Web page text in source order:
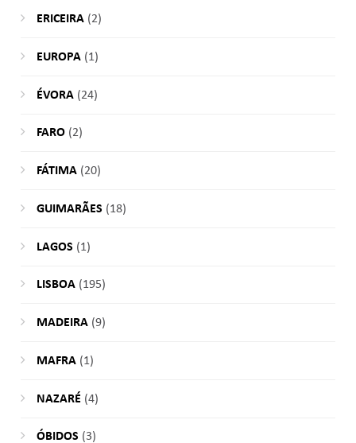
ERICEIRA(2)
EUROPA(1)
ÉVORA(24)
FARO(2)
FÁTIMA(20)
GUIMARÃES (18)
LAGOS (1)
LISBOA(195)
MADEIRA(9)
MAFRA(1)
NAZARÉ (4)
ÓBIDOS (3)